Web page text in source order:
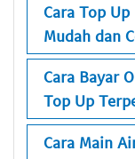
Cara Top
Mudah dan
Cara Bayar
Top Up
Cara Main